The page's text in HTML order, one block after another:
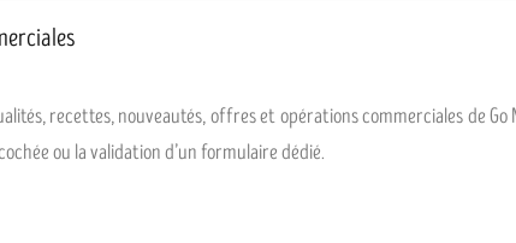
recettes, nouveautés, offres et opérations commerciales de
ou la validation d’un formulaire dédié.